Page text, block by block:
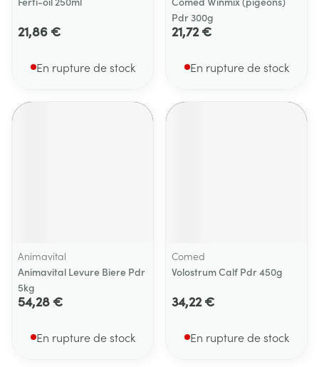
21,86 €
En rupture de stock
Pdr 300g
21,72 €
En rupture de stock
Animavital
Animavital Levure Biere Pdr
5kg
54,28 €
En rupture de stock
Comed
Volostrum Calf Pdr 450g
34,22 €
En rupture de stock